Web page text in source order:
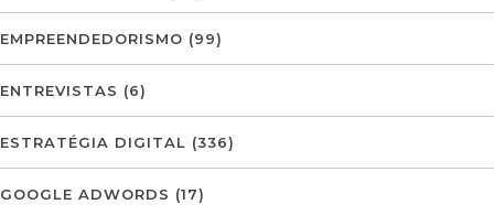
EMPREENDEDORISMO (99)
ENTREVISTAS (6)
ESTRATÉGIA DIGITAL (336)
GOOGLE ADWORDS (17)